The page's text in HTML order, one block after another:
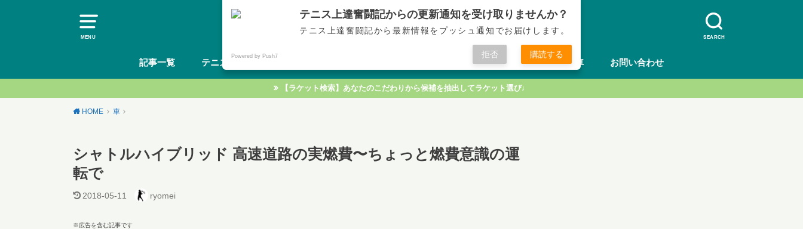
MENU SEARCH
テニス上達奮闘記
記事一覧 テニスギア テニス練習方法 車 お問い合わせ
【ラケット検索】あなたのこだわりから候補を抽出してラケット選び♩
HOME 車
シャトルハイブリッド 高速道路の実燃費〜ちょっと燃費意識の運
転で
2018-05-11 ryomei
※広告を含む記事です
テニス上達奮闘記からの更新通知を受け取りませんか？
テニス上達奮闘記から最新情報をプッシュ通知でお届けします。
Powered by Push7 拒否 購読する